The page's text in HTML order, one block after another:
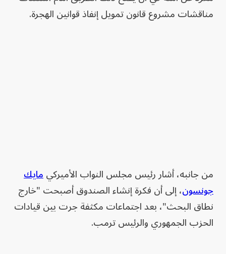
مناقشات مشروع قانون تمويل إنفاذ قوانين الهجرة.
من جانبه، أشار رئيس مجلس النواب الأميركيمايك
جونسون، إلى أن فكرة إنشاء الصندوق أصبحت "خارج
نطاق البحث"، بعد اجتماعات مكثفة جرت بين قيادات
الحزب الجمهوري والرئيس ترمب.